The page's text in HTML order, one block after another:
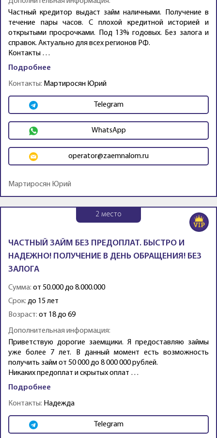
Частный кредитор выдаст займ наличными. Получение в
течение пары часов. С плохой кредитной историей и
открытыми просрочками. Под 13% годовых. Без залога и
справок. Актуально для всех регионов РФ.
Контакты …
Подробнее
Контакты: Мартиросян Юрий
Telegram
WhatsApp
operator@zaemnalom.ru
Мартиросян Юрий
2 место
ЧАСТНЫЙ ЗАЙМ БЕЗ ПРЕДОПЛАТ. БЫСТРО И
НАДЕЖНО! ПОЛУЧЕНИЕ В ДЕНЬ ОБРАЩЕНИЯ! БЕЗ
ЗАЛОГА
Сумма: от 50.000 до 8.000.000
Срок: до 15 лет
Возраст: от 18 до 69
Дополнительная информация:
Приветствую дорогие заемщики. Я предоставляю займы
уже более 7 лет. В данный момент есть возможность
получить займ от 50 000 до 8 000 000 рублей.
Никаких предоплат и скрытых оплат …
Подробнее
Контакты: Надежда
Telegram